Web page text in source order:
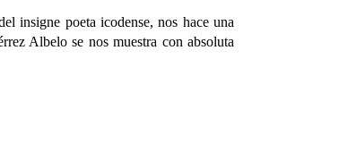
poeta icodense, nos hace una
Albelo se nos muestra con absoluta